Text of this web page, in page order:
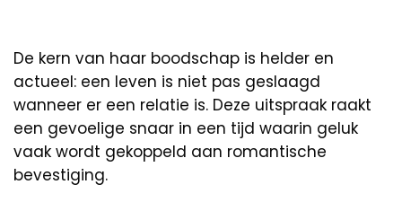
De kern van haar boodschap is helder en
actueel: een leven is niet pas geslaagd
wanneer er een relatie is. Deze uitspraak raakt
een gevoelige snaar in een tijd waarin geluk
vaak wordt gekoppeld aan romantische
bevestiging.